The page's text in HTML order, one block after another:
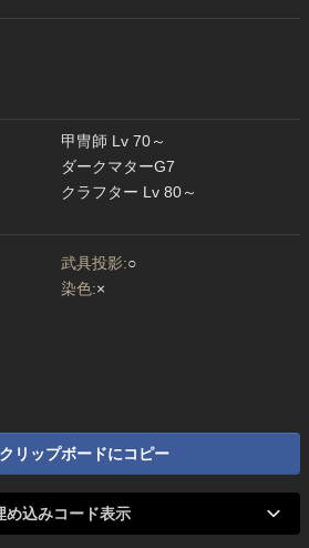
甲冑師 Lv 70～
ダークマターG7
クラフター Lv 80～
武具投影:○
染色:×
リップボードにコピー
め込みコード表示